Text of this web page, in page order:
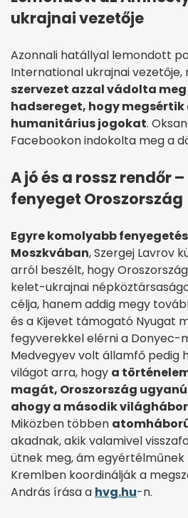
ukrajnai vezetője
Azonnali hatállyal lemondott
International ukrajnai vezetője,
szervezet azzal vádolta
hadsereget, hogy megsértik
humanitárius jogokat.
Facebookon indokolta meg a
A jó és a rossz rendőr
fenyeget Oroszország
Egyre komolyabb
Moszkvában, Szergej Lavrov
arról beszélt, hogy
kelet-ukrajnai
célja, hanem addig megy
és a Kijevet támogató Nyugat
fegyverekkel elérni a Donyec-
Medvegyev volt államfő pedig
világot arra, hogy a
magát, Oroszország
ahogy a második
Miközben többen
akadnak, akik valamivel
ütnek meg, ám egyértélműnek
Kremlben koordinálják a
András írása a hvg.hu-n.